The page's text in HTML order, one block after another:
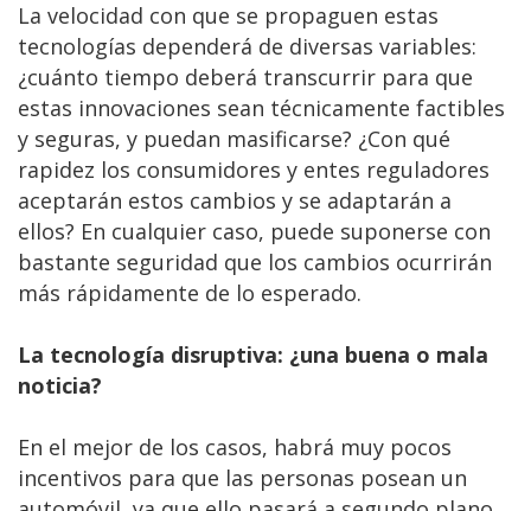
La velocidad con que se propaguen estas
tecnologías dependerá de diversas variables:
¿cuánto tiempo deberá transcurrir para que
estas innovaciones sean técnicamente factibles
y seguras, y puedan masificarse? ¿Con qué
rapidez los consumidores y entes reguladores
aceptarán estos cambios y se adaptarán a
ellos? En cualquier caso, puede suponerse con
bastante seguridad que los cambios ocurrirán
más rápidamente de lo esperado.
La tecnología disruptiva: ¿una buena o mala
noticia?
En el mejor de los casos, habrá muy pocos
incentivos para que las personas posean un